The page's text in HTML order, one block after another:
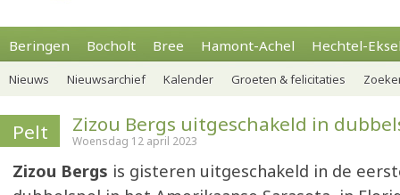
Beringen Bocholt Bree Hamont-Achel Hechtel-
Nieuws Nieuwsarchief Kalender Groeten & felicitaties
Pelt Zizou Bergs uitgeschakeld in
Woensdag 12 april 2023
Zizou Bergs is gisteren uitgeschakeld in de